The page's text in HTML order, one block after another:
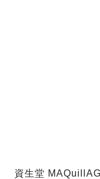
資生堂